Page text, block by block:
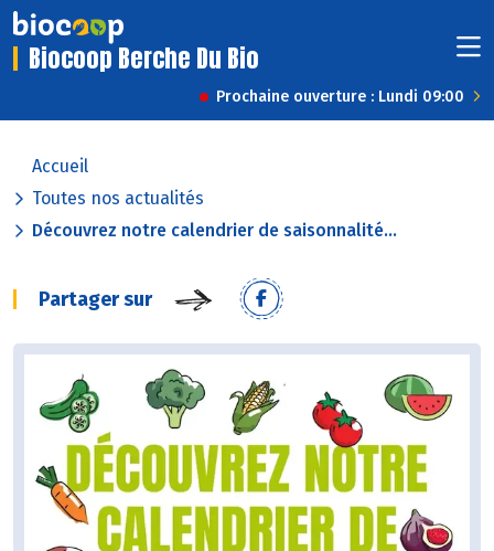
Biocoop Berche Du Bio
Prochaine ouverture : Lundi 09:00
Accueil
Toutes nos actualités
Découvrez notre calendrier de saisonnalité...
Partager sur